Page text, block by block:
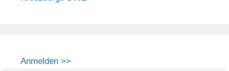
Anmelden >>